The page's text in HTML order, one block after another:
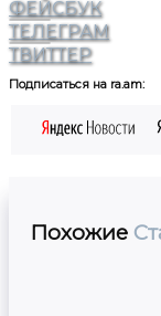
ФЕЙСБУК
ТЕЛЕГРАМ
ТВИТТЕР
Подписаться на ra.am:
Похожие